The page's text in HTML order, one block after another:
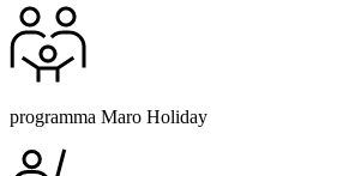
programma Maro Holiday